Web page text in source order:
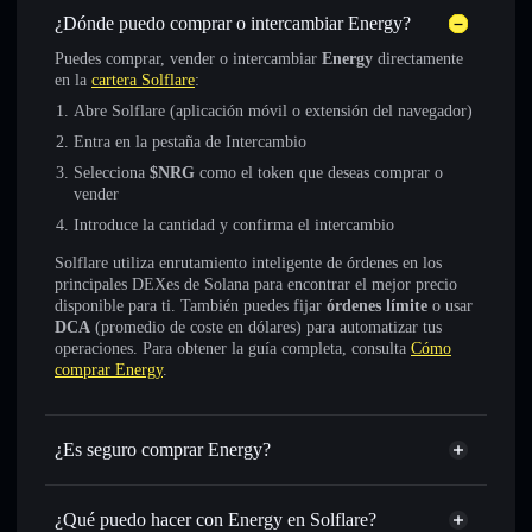
¿Dónde puedo comprar o intercambiar Energy?
Puedes comprar, vender o intercambiar Energy directamente
en la cartera Solflare:
Abre Solflare (aplicación móvil o extensión del navegador)
Entra en la pestaña de Intercambio
Selecciona $NRG como el token que deseas comprar o
vender
Introduce la cantidad y confirma el intercambio
Solflare utiliza enrutamiento inteligente de órdenes en los
principales DEXes de Solana para encontrar el mejor precio
disponible para ti. También puedes fijar órdenes límite o usar
DCA (promedio de coste en dólares) para automatizar tus
operaciones. Para obtener la guía completa, consulta Cómo
comprar Energy.
¿Es seguro comprar Energy?
Energy token verificado
¿Qué puedo hacer con Energy en Solflare?